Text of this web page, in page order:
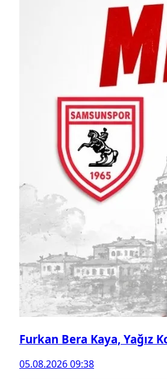
Furkan Bera Kaya, Yağız
05.08.2026 09:38